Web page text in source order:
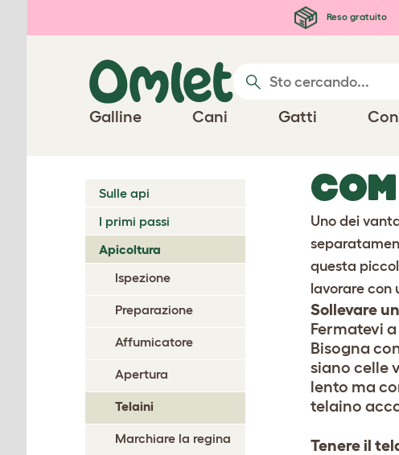
Reso gratuito
Galline Cani Gatti
Sulle api
I primi passi
Apicoltura
Ispezione
Preparazione
Affumicatore
Apertura
Telaini
Marchiare la regina
Uno dei
questa
lavorare con
Sollevare
Fermatevi
Bisogna
siano celle
lento ma
telaino
Tenere il